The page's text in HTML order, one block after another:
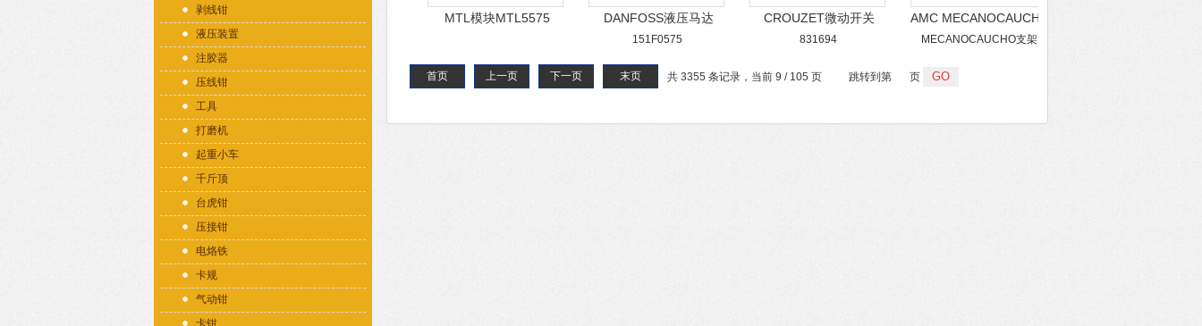
剥线钳
液压装置
注胶器
压线钳
工具
打磨机
起重小车
千斤顶
台虎钳
压接钳
电烙铁
卡规
气动钳
卡钳
MTL模块MTL5575
DANFOSS液压马达
151F0575
CROUZET微动开关
831694
AMC MECANOCAUCHO
支架137930
共 3355 条记录，当前 9 / 105 页
首页 上一页 下一页 末页 跳转到第 页